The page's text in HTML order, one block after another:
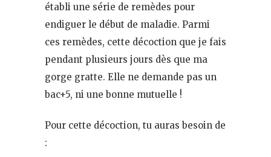
établi une série de remèdes pour
endiguer le début de maladie. Parmi
ces remèdes, cette décoction que je fais
pendant plusieurs jours dès que ma
gorge gratte. Elle ne demande pas un
bac+5, ni une bonne mutuelle !
Pour cette décoction, tu auras besoin de
: